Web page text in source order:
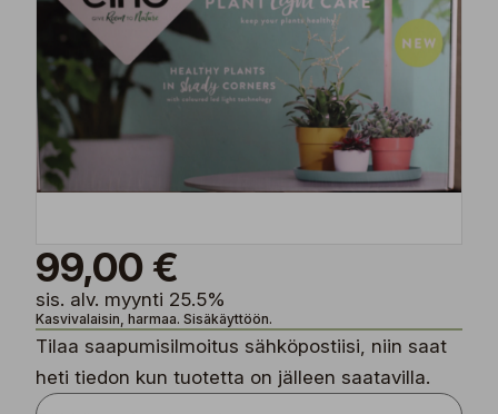
99,00 €
sis. alv. myynti 25.5%
Kasvivalaisin, harmaa. Sisäkäyttöön.
Tilaa saapumisilmoitus sähköpostiisi, niin saat
heti tiedon kun tuotetta on jälleen saatavilla.